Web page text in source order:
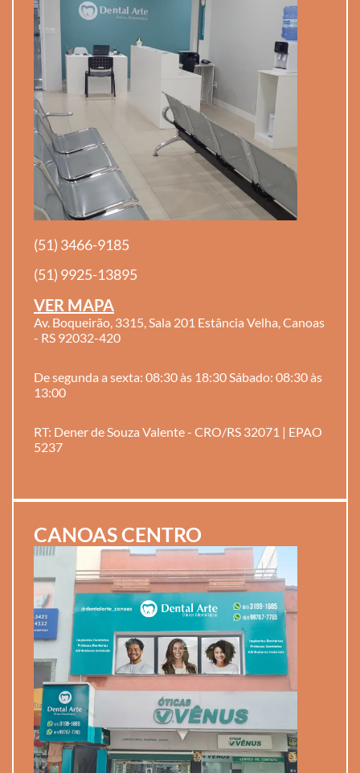
(51) 3466-9185
(51) 9925-13895
VER MAPA
Av. Boqueirão, 3315, Sala 201 Estância Velha, Canoas
- RS 92032-420
De segunda a sexta: 08:30 às 18:30 Sábado: 08:30 às
13:00
RT: Dener de Souza Valente - CRO/RS 32071 | EPAO
5237
CANOAS CENTRO